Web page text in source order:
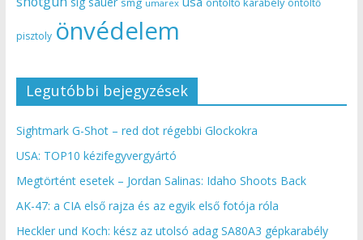
umarex öntöltő
pisztoly önvédelem
Legutóbbi bejegyzések
Sightmark G-Shot – red dot régebbi Glockokra
USA: TOP10 kézifegyvergyártó
Megtörtént esetek – Jordan Salinas: Idaho Shoots Back
AK-47: a CIA első rajza és az egyik első fotója róla
Heckler und Koch: kész az utolsó adag SA80A3 gépkarabély